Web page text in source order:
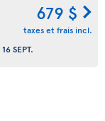
679 $
taxes et frais incl.
16 SEPT.